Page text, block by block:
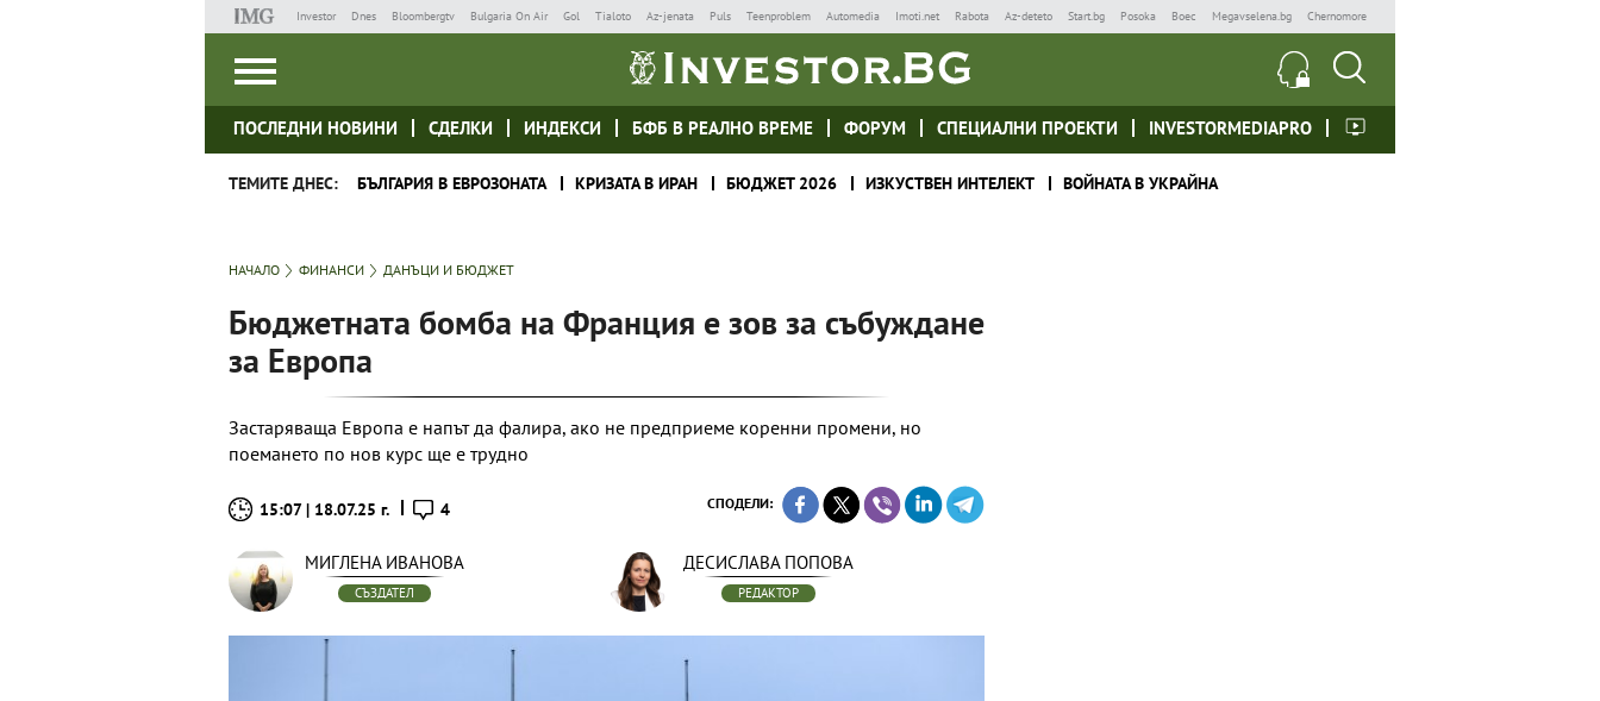
Investor Dnes Bloombergtv Bulgaria On Air Gol Tialoto Az-jenata Puls Teenproblem Automedia Imoti.net Rabota Az-deteto Start.bg Posoka Boec Megavselena.bg Chernomore
ПОСЛЕДНИ НОВИНИ СДЕЛКИ ИНДЕКСИ БФБ В РЕАЛНО ВРЕМЕ ФОРУМ СПЕЦИАЛНИ ПРОЕКТИ INVESTORMEDIAPRO
ТЕМИТЕ ДНЕС: БЪЛГАРИЯ В ЕВРОЗОНАТА КРИЗАТА В ИРАН БЮДЖЕТ 2026 ИЗКУСТВЕН ИНТЕЛЕКТ ВОЙНАТА В УКРАЙНА
НАЧАЛО ФИНАНСИ ДАНЪЦИ И БЮДЖЕТ
Бюджетната бомба на Франция е зов за събуждане
за Европа
Застаряваща Европа е напът да фалира, ако не предприеме коренни промени, но
поемането по нов курс ще е трудно
15:07 | 18.07.25 г. 4 СПОДЕЛИ:
МИГЛЕНА ИВАНОВА
СЪЗДАТЕЛ
ДЕСИСЛАВА ПОПОВА
РЕДАКТОР